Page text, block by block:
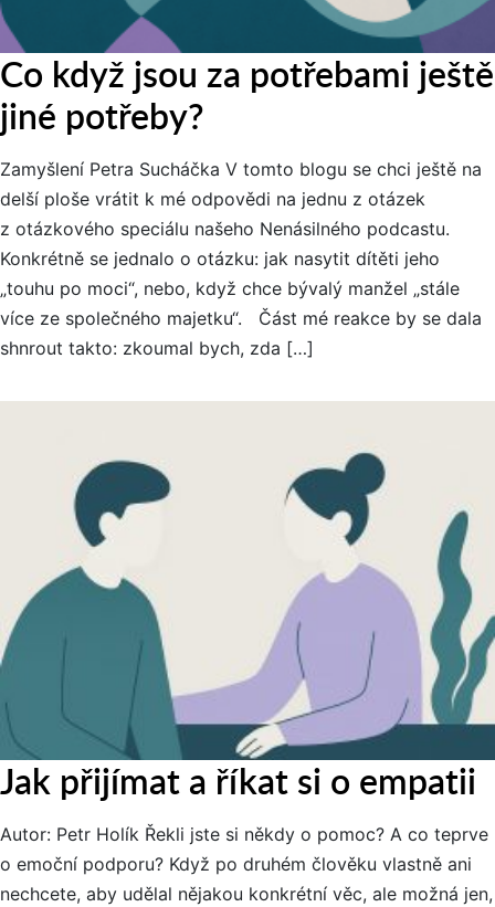
Co když jsou za potřebami ještě
jiné potřeby?
Zamyšlení Petra Sucháčka V tomto blogu se chci ještě na
delší ploše vrátit k mé odpovědi na jednu z otázek
z otázkového speciálu našeho Nenásilného podcastu.
Konkrétně se jednalo o otázku: jak nasytit dítěti jeho
„touhu po moci“, nebo, když chce bývalý manžel „stále
více ze společného majetku“. Část mé reakce by se dala
shnrout takto: zkoumal bych, zda […]
Jak přijímat a říkat si o empatii
Autor: Petr Holík Řekli jste si někdy o pomoc? A co teprve
o emoční podporu? Když po druhém člověku vlastně ani
nechcete, aby udělal nějakou konkrétní věc, ale možná jen,